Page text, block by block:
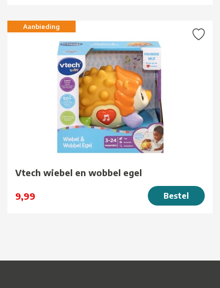
Aanbieding
Vtech wiebel en wobbel egel
9,99 Bestel